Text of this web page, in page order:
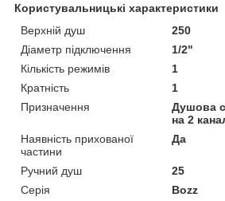
Користувальницькі характеристики
Верхній душ
250
Діаметр підключення
1/2"
Кількість режимів
1
Кратність
1
Призначення
Душова
на 2
Наявність прихованої
частини
Да
Ручний душ
25
Серія
Bozz